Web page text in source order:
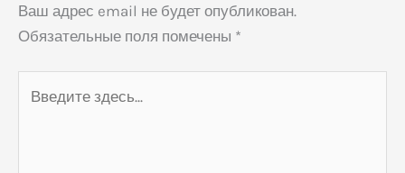
Ваш адрес email не будет опубликован.
Обязательные поля помечены *
здесь...